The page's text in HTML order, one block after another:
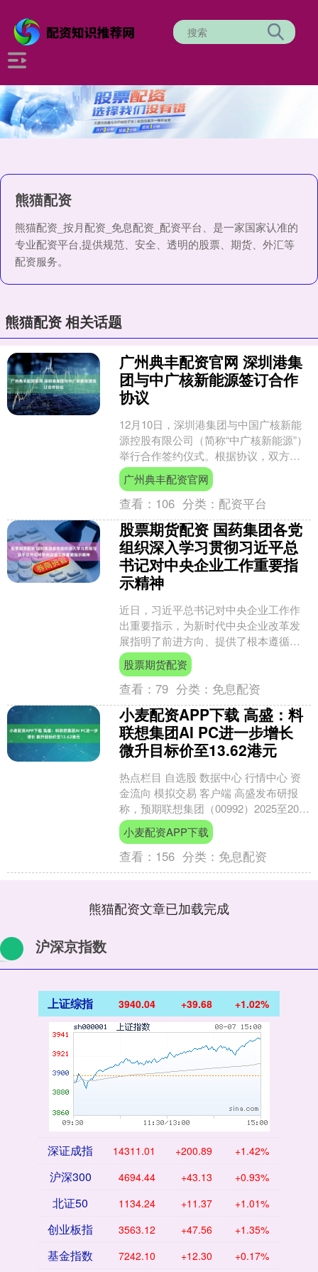
熊猫配资
熊猫配资_按月配资_免息配资_配资平台、是一家国家认准的
专业配资平台,提供规范、安全、透明的股票、期货、外汇等
配资服务。
熊猫配资 相关话题
广州典丰配资官网 深圳港集
团与中广核新能源签订合作
协议
12月10日，深圳港集团与中国广核新能
源控股有限公司（简称“中广核新能源”）
举行合作签约仪式。根据协议，双方将
按照“海上风电+综合能源+港产城”一体化
发展模式开....
广州典丰配资官网
查看： 106 分类： 配资平台
股票期货配资 国药集团各党
组织深入学习贯彻习近平总
书记对中央企业工作重要指
示精神
近日，习近平总书记对中央企业工作作
出重要指示，为新时代中央企业改革发
展指明了前进方向、提供了根本遵循。
国药集团作为唯一以生命健康为主业的
中央企业，第一时间部署全....
股票期货配资
查看：79 分类： 免息配资
小麦配资APP下载 高盛：料
联想集团AI PC进一步增长
微升目标价至13.62港元
热点栏目 自选股 数据中心 行情中心 资
金流向 模拟交易 客户端 高盛发布研报
称，预期联想集团（00992）2025至2027
财年收入年均复合增长率达11%，因....
小麦配资APP下载
查看： 156 分类： 免息配资
熊猫配资文章已加载完成
沪深京指数
上证综指 3940.04 +39.68 +1.02%
深证成指 14311.01 +200.89 +1.42%
沪深300 4694.44 +43.13 +0.93%
北证50 1134.24 +11.37 +1.01%
创业板指 3563.12 +47.56 +1.35%
基金指数 7242.10 +12.30 +0.17%